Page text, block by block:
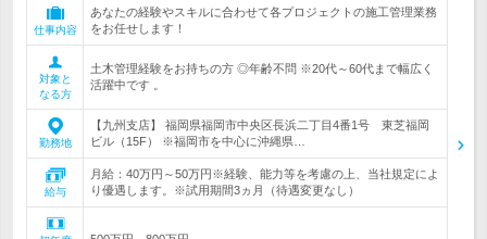
仕事内容
あなたの経験やスキルに合わせて各プロジェクトの施工管理業務
をお任せします！
対象と
なる方
土木管理経験をお持ちの方 ◎年齢不問 ※20代～60代まで幅広く
活躍中です 。
勤務地
【九州支店】 福岡県福岡市中央区長浜二丁目4番1号 東芝福岡
ビル（15F） ※福岡市を中心に沖縄県…
給与
月給：40万円～50万円※経験、能力等を考慮の上、当社規定によ
り優遇します。※試用期間3ヵ月（待遇変更なし）